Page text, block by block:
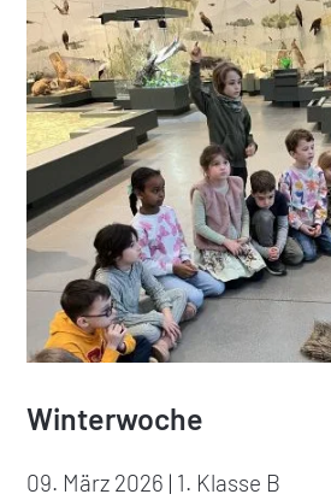
Winterwoche
09. März 2026 | 1. Klasse B